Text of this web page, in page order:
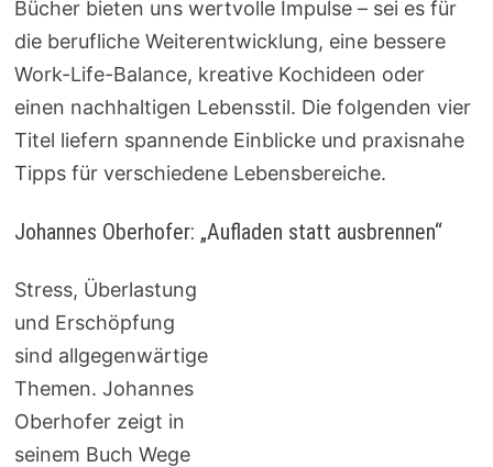
Bücher bieten uns wertvolle Impulse – sei es für
die berufliche Weiterentwicklung, eine bessere
Work-Life-Balance, kreative Kochideen oder
einen nachhaltigen Lebensstil. Die folgenden vier
Titel liefern spannende Einblicke und praxisnahe
Tipps für verschiedene Lebensbereiche.
Johannes Oberhofer: „Aufladen statt ausbrennen“
Stress, Überlastung
und Erschöpfung
sind allgegenwärtige
Themen. Johannes
Oberhofer zeigt in
seinem Buch Wege